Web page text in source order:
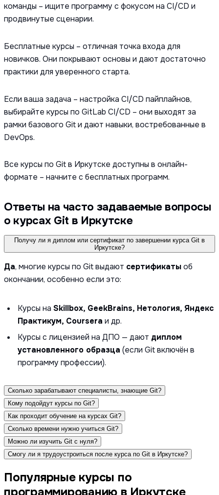
команды – ищите программу с фокусом на CI/CD и
продвинутые сценарии.
Бесплатные курсы – отличная точка входа для
новичков. Они покрывают основы и дают достаточно
практики для уверенного старта.
Если ваша задача – настройка CI/CD пайплайнов,
выбирайте курсы по GitLab CI/CD – они выходят за
рамки базового Git и дают навыки, востребованные в
DevOps.
Все курсы по Git в Иркутске доступны в онлайн-
формате – начните с бесплатных программ.
Ответы на часто задаваемые вопросы
о курсах Git в Иркутске
Получу ли я диплом или сертификат по завершении курса Git в
Иркутске?
Да, многие курсы по Git выдают сертификатыоб
окончании, особенно если это:
Курсы на Skillbox, GeekBrains, Нетология, Яндекс
Практикум, Coursera и др.
Курсы с лицензией на ДПО — дают диплом
установленного образца (если Git включён в
программу профессии).
Сколько зарабатывают специалисты, знающие Git?
Кому подойдут курсы по Git?
Как проходит обучение на курсах Git?
Сколько времени нужно учиться Git?
Можно ли изучить Git с нуля?
Смогу ли я трудоустроиться после курса по Git в Иркутске?
Популярные курсы по